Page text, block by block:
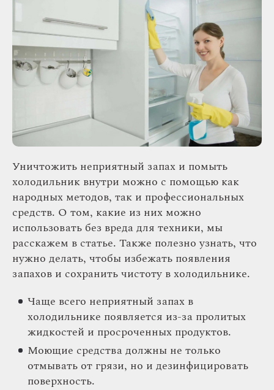
Уничтожить неприятный запах и помыть
холодильник внутри можно с помощью как
народных методов, так и профессиональных
средств. О том, какие из них можно
использовать без вреда для техники, мы
расскажем в статье. Также полезно узнать, что
нужно делать, чтобы избежать появления
запахов и сохранить чистоту в холодильнике.
Чаще всего неприятный запах в
холодильнике появляется из-за пролитых
жидкостей и просроченных продуктов.
Моющие средства должны не только
отмывать от грязи, но и дезинфицировать
поверхность.